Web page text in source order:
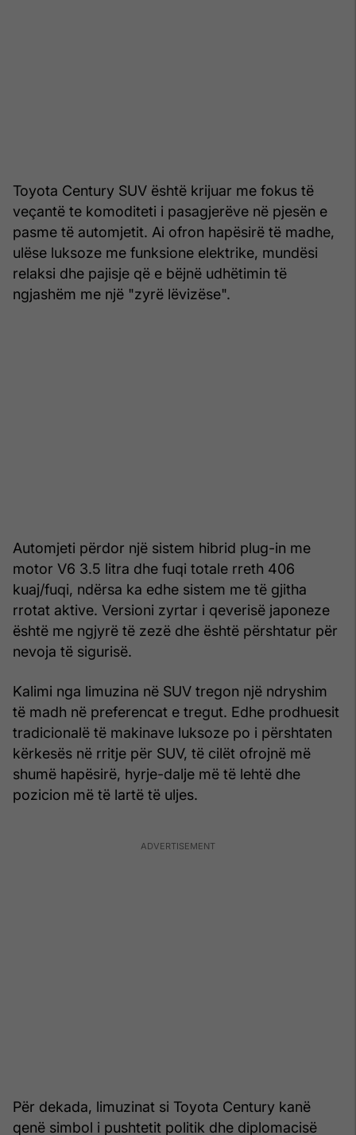
Toyota Century SUV është krijuar me fokus të
veçantë te komoditeti i pasagjerëve në pjesën e
pasme të automjetit. Ai ofron hapësirë të madhe,
ulëse luksoze me funksione elektrike, mundësi
relaksi dhe pajisje që e bëjnë udhëtimin të
ngjashëm me një "zyrë lëvizëse".
Automjeti përdor një sistem hibrid plug-in me
motor V6 3.5 litra dhe fuqi totale rreth 406
kuaj/fuqi, ndërsa ka edhe sistem me të gjitha
rrotat aktive. Versioni zyrtar i qeverisë japoneze
është me ngjyrë të zezë dhe është përshtatur për
nevoja të sigurisë.
Kalimi nga limuzina në SUV tregon një ndryshim
të madh në preferencat e tregut. Edhe prodhuesit
tradicionalë të makinave luksoze po i përshtaten
kërkesës në rritje për SUV, të cilët ofrojnë më
shumë hapësirë, hyrje-dalje më të lehtë dhe
pozicion më të lartë të uljes.
Për dekada, limuzinat si Toyota Century kanë
qenë simbol i pushtetit politik dhe diplomacisë